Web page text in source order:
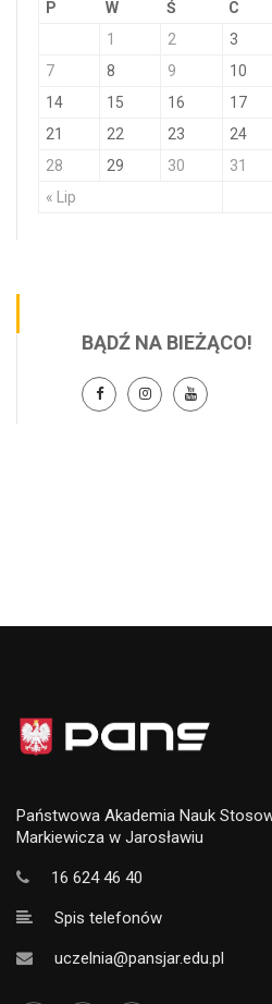
P W Ś C
« Lip
1 2 3
7
8 9 10
14
15 16 17
21
22 23 24
28
29 30 31
BĄDŹ NA BIEŻĄCO!
Państwowa Akademia Nauk
Markiewicza w Jarosławiu
16 624 46 40
Spis telefonów
uczelnia@pansjar.edu.pl